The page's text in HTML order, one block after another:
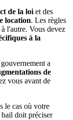
de la loi et des
location. Les règles
l'autre. Vous devez
à la
a
de
vous avant de
le cas où votre
doit préciser